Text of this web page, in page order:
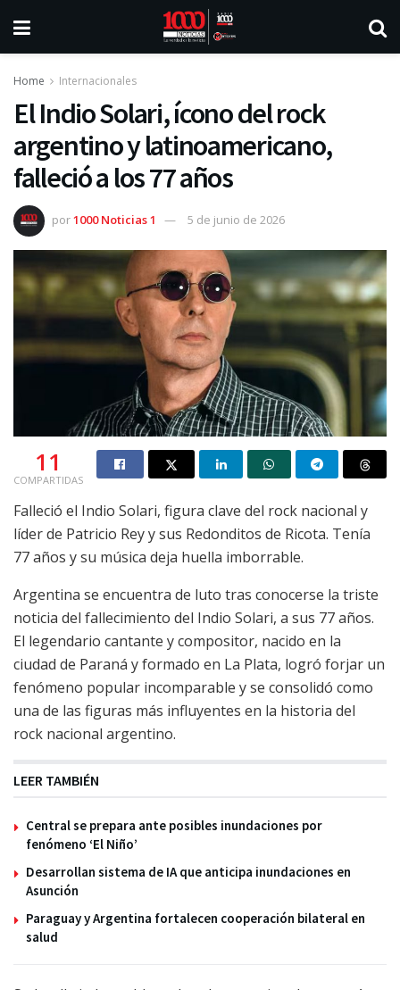
Home Internacionales
El Indio Solari, ícono del rock
argentino y latinoamericano,
falleció a los 77 años
por1000 Noticias 1 5 de junio de 2026
11
COMPARTIDAS
Falleció el Indio Solari, figura clave del rock nacional y
líder de Patricio Rey y sus Redonditos de Ricota. Tenía
77 años y su música deja huella imborrable.
Argentina se encuentra de luto tras conocerse la triste
noticia del fallecimiento del Indio Solari, a sus 77 años.
El legendario cantante y compositor, nacido en la
ciudad de Paraná y formado en La Plata, logró forjar un
fenómeno popular incomparable y se consolidó como
una de las figuras más influyentes en la historia del
rock nacional argentino.
LEER TAMBIÉN
Central se prepara ante posibles inundaciones por
fenómeno ‘El Niño’
Desarrollan sistema de IA que anticipa inundaciones en
Asunción
Paraguay y Argentina fortalecen cooperación bilateral en
salud